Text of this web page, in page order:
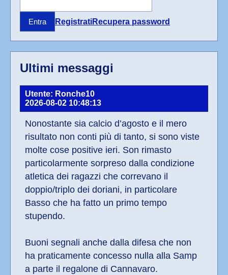
Entra RegistratiRecupera password
Ultimi messaggi
Utente: Ronche10
2026-08-02 10:48:13
Nonostante sia calcio d’agosto e il mero
risultato non conti più di tanto, si sono viste
molte cose positive ieri. Son rimasto
particolarmente sorpreso dalla condizione
atletica dei ragazzi che correvano il
doppio/triplo dei doriani, in particolare
Basso che ha fatto un primo tempo
stupendo.
Buoni segnali anche dalla difesa che non
ha praticamente concesso nulla alla Samp
a parte il regalone di Cannavaro.